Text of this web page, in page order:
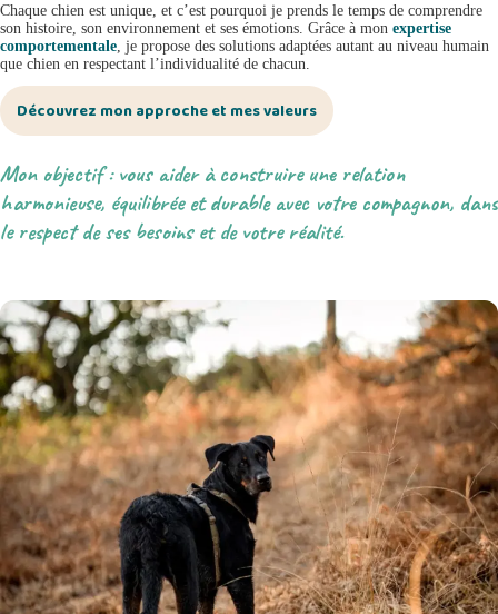
Chaque chien est unique, et c’est pourquoi je prends le temps de comprendre
son histoire, son environnement et ses émotions. Grâce à mon expertise
comportementale , je propose des solutions adaptées autant au niveau humain
que chien en respectant l’individualité de chacun.
Découvrez mon approche et mes valeurs
Mon objectif : vous aider à construire une relation
harmonieuse, équilibrée et durable avec votre compagnon, dans
le respect de ses besoins et de votre réalité.